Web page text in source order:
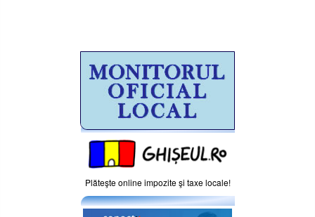
Plăteşte online impozite şi taxe locale!